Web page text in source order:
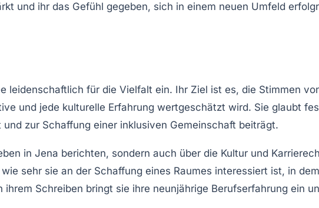
und ihr das Gefühl gegeben, sich in einem neuen Umfeld
leidenschaftlich für die Vielfalt ein. Ihr Ziel ist es, die Stimmen
und jede kulturelle Erfahrung wertgeschätzt wird. Sie glaubt
zur Schaffung einer inklusiven Gemeinschaft beiträgt.
in Jena berichten, sondern auch über die Kultur und
sehr sie an der Schaffung eines Raumes interessiert ist, in
Schreiben bringt sie ihre neunjährige Berufserfahrung ein